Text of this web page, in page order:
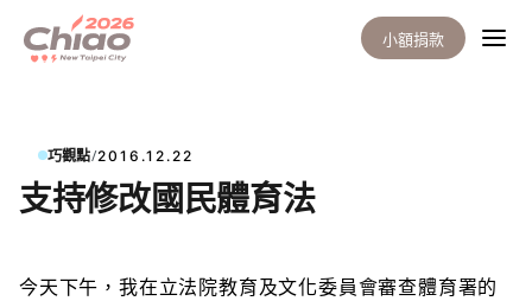
小額捐款
巧觀點/2016.12.22
支持修改國民體育法
今天下午，我在立法院教育及文化委員會審查體育署的